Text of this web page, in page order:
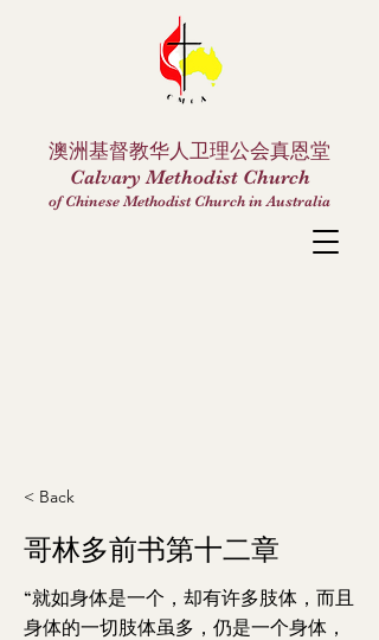
澳洲基督教华人卫理公会真恩堂
Calvary Methodist Church
of Chinese Methodist Church in Australia
< Back
哥林多前书第十二章
“就如身体是一个，却有许多肢体，而且
身体的一切肢体虽多，仍是一个身体，